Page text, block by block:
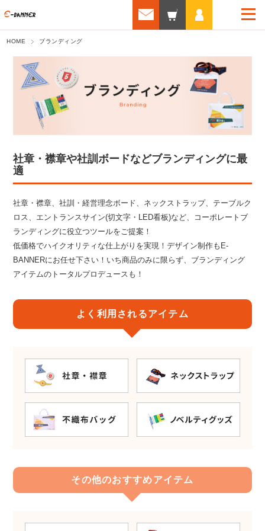
HOME ブランディング
社章・襟章や社訓ボードなどブランディングに最
適
社章・襟章、社訓・経営理念ボード、ネックストラップ、テーブルク
ロス、エントランスサイン(切文字・LED看板)など、コーポレートブ
ランディングに役立つツールをご提案！
低価格でハイクオリティな仕上がりを実現！デザイン制作もE-
BANNERにお任せ下さい！いち商品のみに限らず、ブランディング
アイテムのトータルプロデュースも！
よく利用されるアイテム
その他のおすすめアイテム